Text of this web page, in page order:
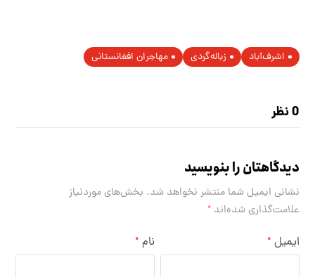
اشرف‌آباد زباله‌گردی مهاجران افغانستانی
0 نظر
دیدگاهتان را بنویسید
نشانی ایمیل شما منتشر نخواهد شد. بخش‌های موردنیاز
علامت‌گذاری شده‌اند*
نام * ایمیل *